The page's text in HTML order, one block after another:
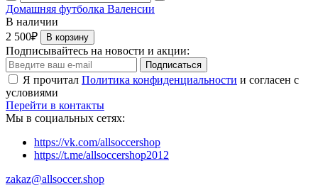
Домашняя футболка Валенсии
В наличии
2 500₽
В корзину
Подписывайтесь на новости и акции:
Подписаться
Я прочитал Политика конфиденциальности и согласен с
условиями
Перейти в контакты
Мы в социальных сетях:
https://vk.com/allsoccershop
https://t.me/allsoccershop2012
zakaz@allsoccer.shop